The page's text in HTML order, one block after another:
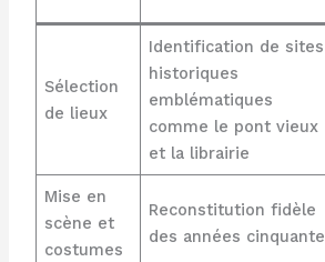
Sélection
de lieux
Identification de sites
historiques
emblématiques
comme le pont vieux
et la librairie
Mise en
scène et
costumes
Reconstitution fidèle
des années cinquante